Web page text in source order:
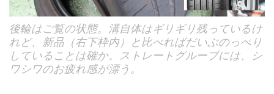
後輪はご覧の状態。溝自体はギリギリ残っているけ
れど、新品（右下枠内）と比べればだいぶのっぺり
していることは確か。ストレートグルーブには、シ
ワシワのお疲れ感が漂う。